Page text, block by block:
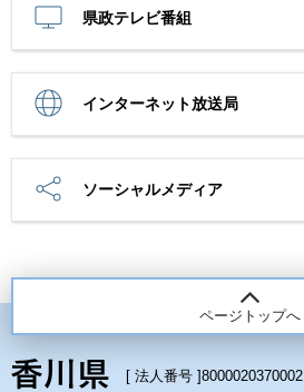
県政テレビ番組
インターネット放送局
ソーシャルメディア
ページトップへ
[ 法人番号 ]8000020370002